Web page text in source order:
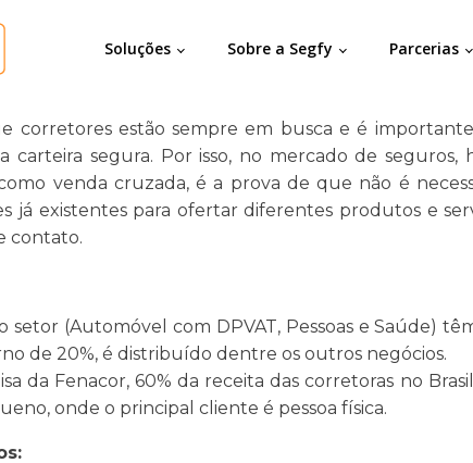
Soluções Sobre a Segfy Parcerias
corretores estão sempre em busca e é
carteira segura. Por isso, no mercado de
venda cruzada, é a prova de que não é
já existentes para ofertar diferentes produtos e
contato.
setor (Automóvel com DPVAT, Pessoas e Saúde)
de 20%, é distribuído dentre os outros negócios.
da Fenacor, 60% da receita das corretoras no
onde o principal cliente é pessoa física.